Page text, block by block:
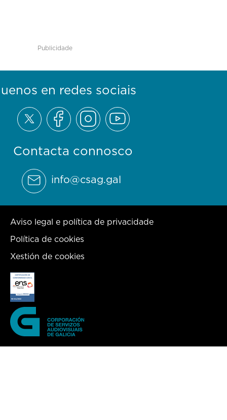
Publicidade
Contacta connosco
info@csag.gal
en redes sociais
Aviso legal e política de privacidade
Política de cookies
Xestión de cookies